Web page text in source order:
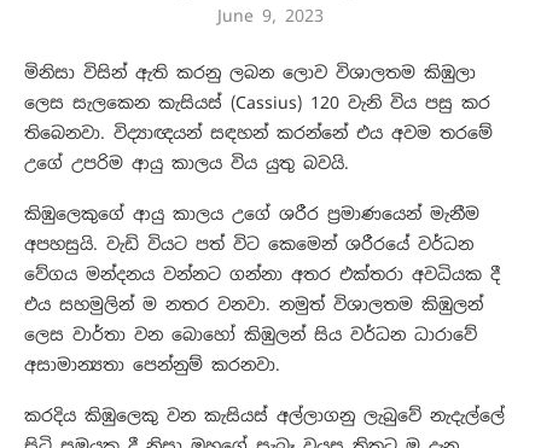
June 9, 2023
මිනිසා විසින් ඇති කරනු ලබන ලොව විශාලතම කිඹුලා
ලෙස සැලකෙන කැසියස් (Cassius) 120 වැනි විය පසු කර
තිබෙනවා. විද්‍යාඥයන් සඳහන් කරන්නේ එය අවම තරමේ
උගේ උපරිම ආයු කාලය විය යුතු බවයි.
කිඹුලෙකුගේ ආයු කාලය උගේ ශරීර ප්‍රමාණයෙන් මැනීම
අපහසුයි. වැඩි වියට පත් විට කෙමෙන් ශරීරයේ වර්ධන
වේගය මන්දනය වන්නට ගන්නා අතර එක්තරා අවධියක දී
එය සහමුලින් ම නතර වනවා. නමුත් විශාලතම කිඹුලන්
ලෙස වාර්තා වන බොහෝ කිඹුලන් සිය වර්ධන ධාරාවේ
අසාමාන්‍යතා පෙන්නුම් කරනවා.
කරදිය කිඹුලෙකු වන කැසියස් අල්ලාගනු ලැබුවේ නැදැල්ලේ